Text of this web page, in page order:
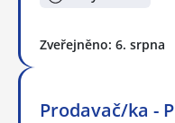
Zveřejněno: 6. srpna
Prodavač/ka -